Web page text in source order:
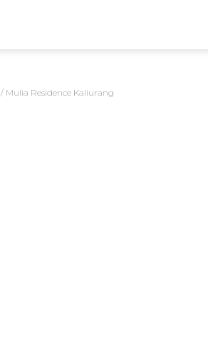
/ Mulia Residence Kaliurang